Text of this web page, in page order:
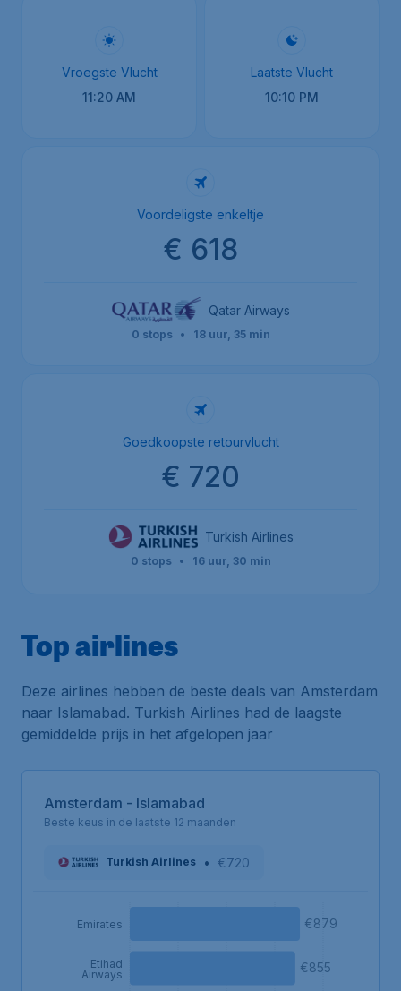
Vroegste Vlucht
11:20 AM
Laatste Vlucht
10:10 PM
Voordeligste enkeltje
€ 618
Qatar Airways
0 stops • 18 uur, 35 min
Goedkoopste retourvlucht
€ 720
Turkish Airlines
0 stops • 16 uur, 30 min
Top airlines
Deze airlines hebben de beste deals van Amsterdam
naar Islamabad. Turkish Airlines had de laagste
gemiddelde prijs in het afgelopen jaar
Amsterdam - Islamabad
Beste keus in de laatste 12 maanden
Turkish Airlines • €720
Emirates
Etihad
Airways
€879
€855